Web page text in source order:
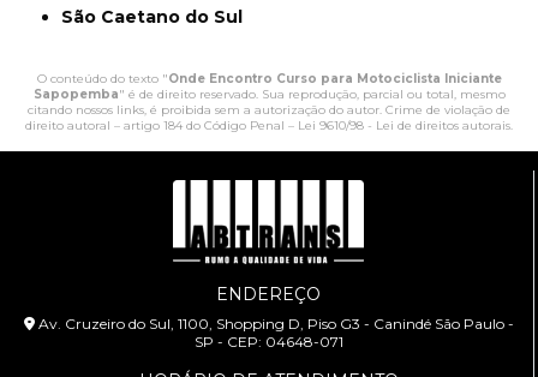
São Caetano do Sul
O conteúdo do texto "Onde Encontro Curso para Motociclista Iniciante
Sapopemba" é de direito reservado. Sua reprodução, parcial ou total, mesmo
citando nossos links, é proibida sem a autorização do autor. Crime de violação de
direito autoral – artigo 184 do Código Penal – Lei 9610/98 - Lei de direitos autorais.
ENDEREÇO
Av. Cruzeiro do Sul, 1100, Shopping D, Piso G3 - Canindé São Paulo -
SP - CEP: 04648-071